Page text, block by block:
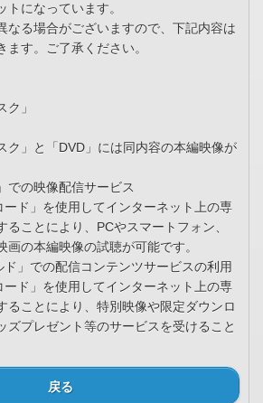
になっています。
なる場合がございますので、下記内容は
す。ご了承ください。
ク」
ク」と「DVD」には同内容の本編映像が
での映像配信サービス
ド」を使用してインターネット上の専
ることにより、PCやスマートフォン、
画の本編映像の試聴が可能です。
ド」での配信コンテンツサービスの利用
ド」を使用してインターネット上の専
ることにより、特別映像や限定ダウンロ
ズプレゼント等のサービスを受けること
戻る